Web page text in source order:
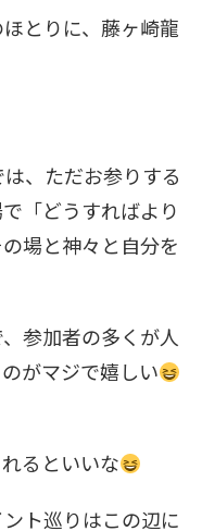
とりに、藤ヶ崎龍
、ただお参りする
「どうすればより
場と神々と自分を
参加者の多くが人
がマジで嬉しい
るといいな
ト巡りはこの辺に